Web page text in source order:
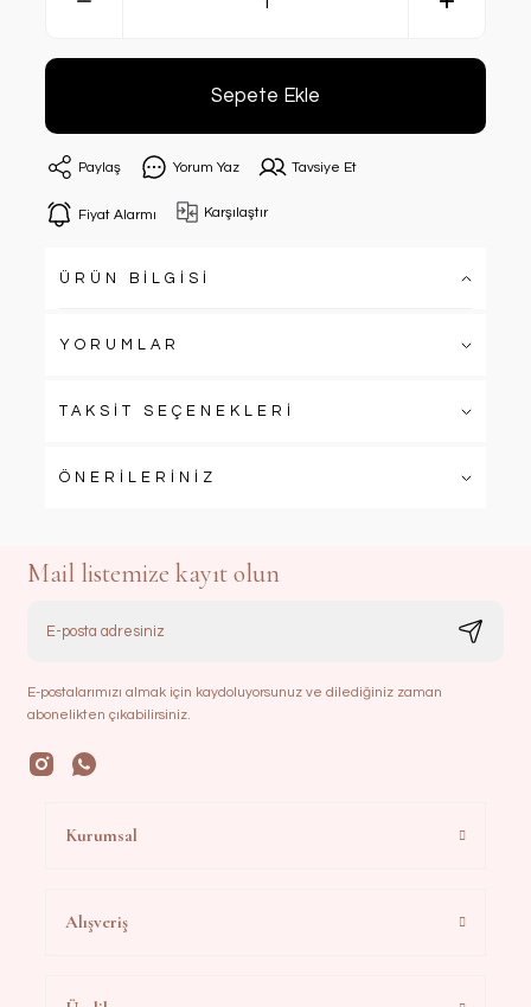
Sepete Ekle
Paylaş Yorum Yaz Tavsiye Et
Fiyat Alarmı Karşılaştır
ÜRÜN BİLGİSİ
YORUMLAR
TAKSİT SEÇENEKLERİ
ÖNERİLERİNİZ
Mail listemize kayıt olun
E-postalarımızı almak için kaydoluyorsunuz ve dilediğiniz zaman
abonelikten çıkabilirsiniz.
Kurumsal
Alışveriş